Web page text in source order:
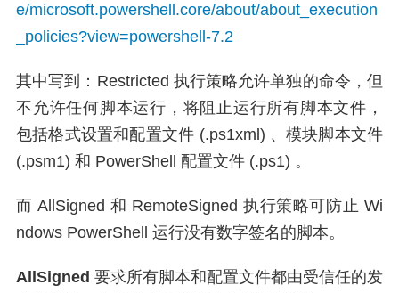
e/microsoft.powershell.core/about/about_execution
_policies?view=powershell-7.2
其中写到：Restricted 执行策略允许单独的命令，但
不允许任何脚本运行，将阻止运行所有脚本文件，
包括格式设置和配置文件 (.ps1xml) 、模块脚本文件
(.psm1) 和 PowerShell 配置文件 (.ps1) 。
而 AllSigned 和 RemoteSigned 执行策略可防止 Wi
ndows PowerShell 运行没有数字签名的脚本。
AllSigned 要求所有脚本和配置文件都由受信任的发